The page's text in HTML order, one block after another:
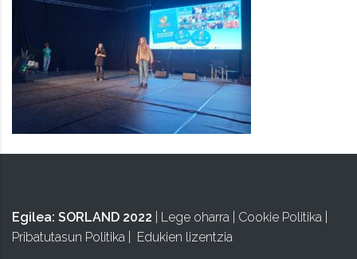
Egilea: SORLAND 2022 Lege oharra Cookie Politika
Pribatutasun Politika
Edukien lizentzia